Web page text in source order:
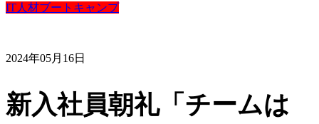
IT人材ブートキャンプ
2024年05月16日
新入社員朝礼「チームは